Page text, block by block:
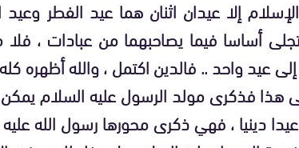
إلا عيدان اثنان هما عيد الفطر وعيد
أساسا فيما يصاحبهما من عبادات ، فلا
عيد واحد .. فالدين اكتمل ، والله أظهره
هذا فذكرى مولد الرسول عليه السلام
دينيا ، فهي ذكرى محورها رسول الله